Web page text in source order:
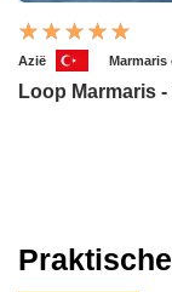
Azië Marmaris
Loop Marmaris